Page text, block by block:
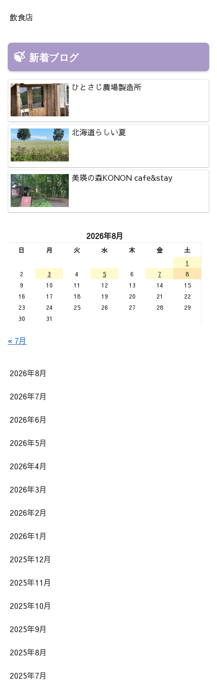
飲食店
新着ブログ
ひとさじ農場製造所
北海道らしい夏
美瑛の森KONON cafe&stay
2026年8月
日 月 火 水 木 金
土
1
2
3 4 5 6 7
8
9
10 11 12 13 14
15
16
17 18 19 20 21
22
23
24 25 26 27 28
29
30
31
« 7月
2026年8月
2026年7月
2026年6月
2026年5月
2026年4月
2026年3月
2026年2月
2026年1月
2025年12月
2025年11月
2025年10月
2025年9月
2025年8月
2025年7月